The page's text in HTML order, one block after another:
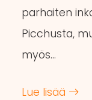
parhaiten
Picchusta,
myös…
Lue lisää